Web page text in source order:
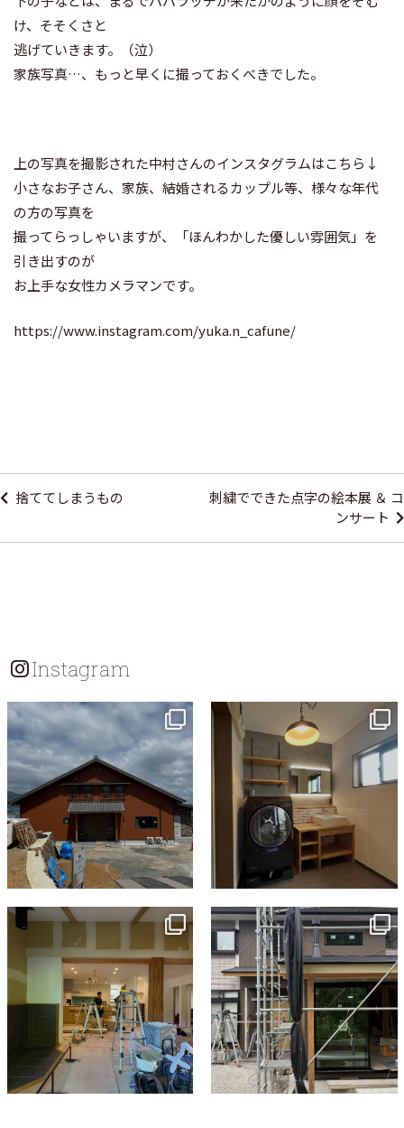
け、そそくさと
逃げていきます。（泣）
家族写真…、もっと早くに撮っておくべきでした。
上の写真を撮影された中村さんのインスタグラムはこちら↓
小さなお子さん、家族、結婚されるカップル等、様々な年代
の方の写真を
撮ってらっしゃいますが、「ほんわかした優しい雰囲気」を
引き出すのが
お上手な女性カメラマンです。
https://www.instagram.com/yuka.n_cafune/
稿
ナ
ビ
ョ
捨ててしまうもの
刺繍でできた点字の絵本展 ＆ コ
ンサート
Instagram
tomohouseinc
tomohouseinc
7月 13
tomohouseinc
tomohouseinc
6月 3